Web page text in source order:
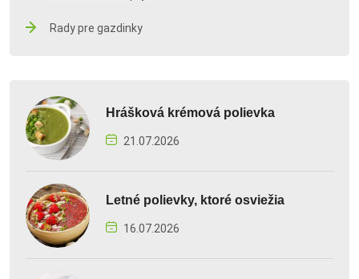
Rady pre gazdinky
Hrášková krémová polievka
21.07.2026
Letné polievky, ktoré osviežia
16.07.2026